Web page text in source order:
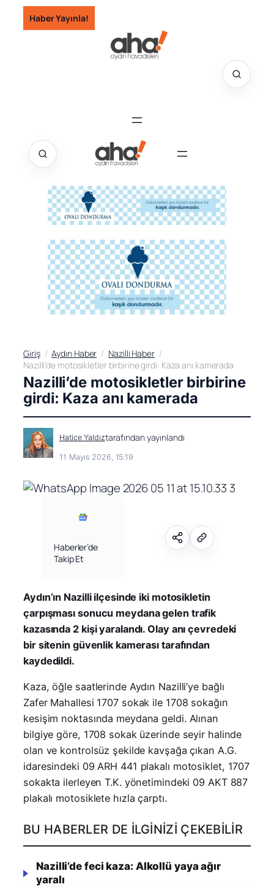
İçeriğe
geç
Haber Yayınla!
Giriş Aydın Haber
Nazilli Haber
Nazilli’de motosikletler birbirine girdi: Kaza anı kamerada
Nazilli’de motosikletler birbirine
girdi: Kaza anı kamerada
Hatice Yaldıztarafından yayınlandı
11 Mayıs 2026, 15:19
Haberler’de
Takip Et
​Aydın’ın Nazilli ilçesinde iki motosikletin
çarpışması sonucu meydana gelen trafik
kazasında 2 kişi yaralandı. Olay anı çevredeki
bir sitenin güvenlik kamerası tarafından
kaydedildi.
​Kaza, öğle saatlerinde Aydın Nazilli’ye bağlı
Zafer Mahallesi 1707 sokak ile 1708 sokağın
kesişim noktasında meydana geldi. Alınan
bilgiye göre, 1708 sokak üzerinde seyir halinde
olan ve kontrolsüz şekilde kavşağa çıkan A.G.
idaresindeki 09 ARH 441 plakalı motosiklet, 1707
sokakta ilerleyen T.K. yönetimindeki 09 AKT 887
plakalı motosiklete hızla çarptı.
BU HABERLER DE İLGINIZI ÇEKEBILIR
Nazilli’de feci kaza: Alkollü yaya ağır
yaralı